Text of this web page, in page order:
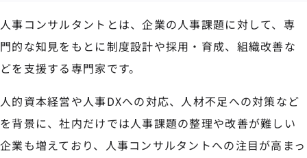
人事コンサルタントとは、企業の人事課題に対して、専
門的な知見をもとに制度設計や採用・育成、組織改善な
どを支援する専門家です。
人的資本経営や人事DXへの対応、人材不足への対策など
を背景に、社内だけでは人事課題の整理や改善が難しい
企業も増えており、人事コンサルタントへの注目が高まっ